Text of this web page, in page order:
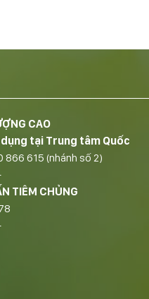
CAO
tại Trung tâm Quốc
866 615 (nhánh số 2)
TIÊM CHỦNG